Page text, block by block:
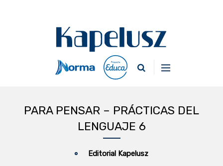
PARA PENSAR – PRÁCTICAS DEL
LENGUAJE 6
Editorial Kapelusz